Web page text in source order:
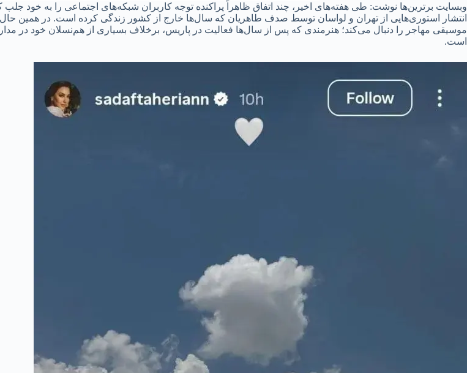
وبسایت برترین‌ها نوشت: طی هفته‌های اخیر، چند اتفاق ظاهراً پراکنده توجه کاربران شبکه‌های اجتماعی را به خود جلب
انتشار استوری‌هایی از تهران و لواسان توسط صدف طاهریان که سال‌ها خارج از کشور زندگی کرده است. در همین
موسیقی مهاجر را دنبال می‌کند؛ هنرمندی که پس از سال‌ها فعالیت در پاریس، برخلاف بسیاری از هم‌نسلان خود در
است.